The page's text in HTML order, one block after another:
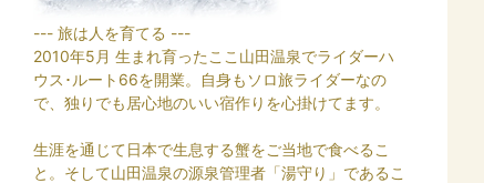
--- 旅は人を育てる ---
2010年5月 生まれ育ったここ山田温泉でライダーハ
ウス･ルート66を開業。自身もソロ旅ライダーなの
で、独りでも居心地のいい宿作りを心掛けてます。
生涯を通じて日本で生息する蟹をご当地で食べるこ
と。そして山田温泉の源泉管理者「湯守り」であるこ